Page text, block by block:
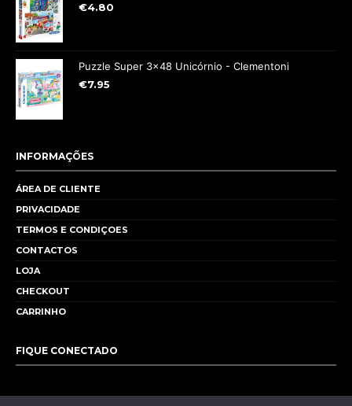
€4.80
Puzzle Super 3x48 Unicórnio - Clementoni
€7.95
INFORMAÇÕES
ÁREA DE CLIENTE
PRIVACIDADE
TERMOS E CONDIÇOES
CONTACTOS
LOJA
CHECKOUT
CARRINHO
FIQUE CONECTADO